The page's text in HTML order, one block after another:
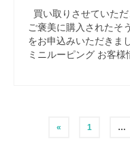
買い取りさせていた
ご褒美に購入されたそ
をお申込みいただきま
ミニルーピング お客
« 1 …